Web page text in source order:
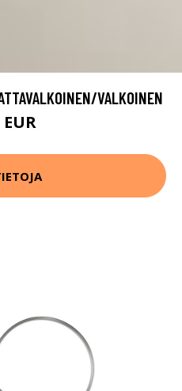
VALKOINEN